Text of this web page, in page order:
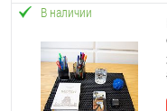
В наличии